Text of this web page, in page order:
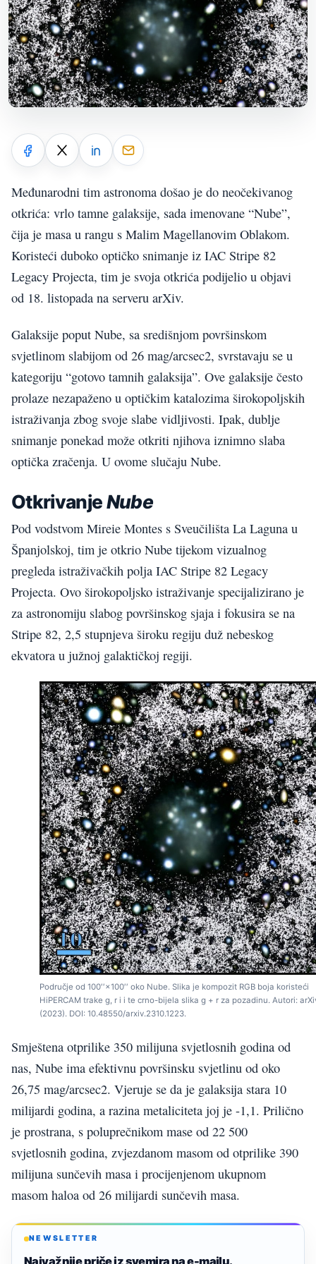
Međunarodni tim astronoma došao je do neočekivanog
otkrića: vrlo tamne galaksije, sada imenovane “Nube”,
čija je masa u rangu s Malim Magellanovim Oblakom.
Koristeći duboko optičko snimanje iz IAC Stripe 82
Legacy Projecta, tim je svoja otkrića podijelio u objavi
od 18. listopada na serveru arXiv.
Galaksije poput Nube, sa središnjom površinskom
svjetlinom slabijom od 26 mag/arcsec2, svrstavaju se u
kategoriju “gotovo tamnih galaksija”. Ove galaksije često
prolaze nezapaženo u optičkim katalozima širokopoljskih
istraživanja zbog svoje slabe vidljivosti. Ipak, dublje
snimanje ponekad može otkriti njihova iznimno slaba
optička zračenja. U ovome slučaju Nube.
OtkrivanjeNube
Pod vodstvom Mireie Montes s Sveučilišta La Laguna u
Španjolskoj, tim je otkrio Nube tijekom vizualnog
pregleda istraživačkih polja IAC Stripe 82 Legacy
Projecta. Ovo širokopoljsko istraživanje specijalizirano je
za astronomiju slabog površinskog sjaja i fokusira se na
Stripe 82, 2,5 stupnjeva široku regiju duž nebeskog
ekvatora u južnoj galaktičkoj regiji.
Područje od 100′′×100′′ oko Nube. Slika je kompozit RGB boja koristeći
HiPERCAM trake g, r i i te crno-bijela slika g + r za pozadinu. Autori:
(2023). DOI: 10.48550/arxiv.2310.1223.
Smještena otprilike 350 milijuna svjetlosnih godina od
nas, Nube ima efektivnu površinsku svjetlinu od oko
26,75 mag/arcsec2. Vjeruje se da je galaksija stara 10
milijardi godina, a razina metaliciteta joj je -1,1. Prilično
je prostrana, s poluprečnikom mase od 22 500
svjetlosnih godina, zvjezdanom masom od otprilike 390
milijuna sunčevih masa i procijenjenom ukupnom
masom haloa od 26 milijardi sunčevih masa.
NEWSLETTER
Najvažnije priče iz svemira na e-mailu.